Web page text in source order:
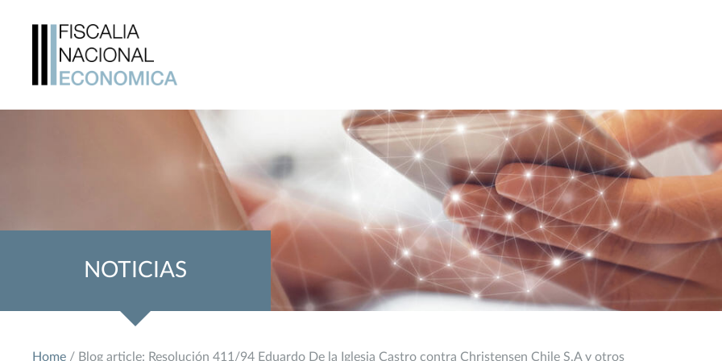
NOTICIAS
Home / Blog article: Resolución 411/94 Eduardo De la Iglesia Castro contra Christensen Chile S.A y otros